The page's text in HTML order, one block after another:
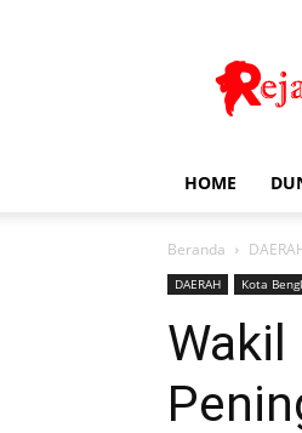
HOME
Beranda
DAERAH Kota
Wakil